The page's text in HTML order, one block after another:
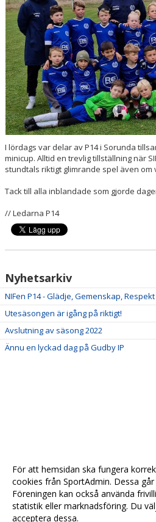
KONTAKT
I lördags var delar av P14 i Sorunda
minicup. Alltid en trevlig tillställning när
stundtals riktigt glimrande spel även
Tack till alla inblandade som gjorde
// Ledarna P14
Nyhetsarkiv
NIFen P14 - Glädje, Gemenskap, Respekt
Utesäsongen är igång på riktigt!
Avslutning av säsong 2022
Ännu en lyckad dag på Gudby IP
För att hemsidan ska fungera
cookies från SportAdmin. Dessa
Föreningen kan också använda
statistik eller marknadsföring. Du
acceptera dessa.